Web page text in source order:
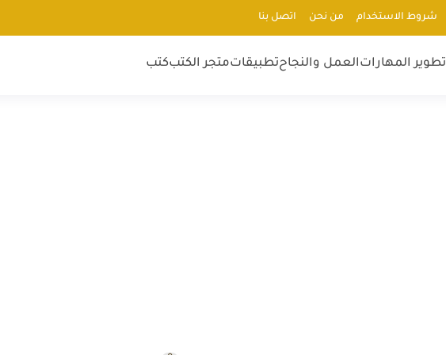
شروط الاستخدام من نحن اتصل بنا
تطوير المهاراتالعمل والنجاحتطبيقاتمتجر الكتبكتب